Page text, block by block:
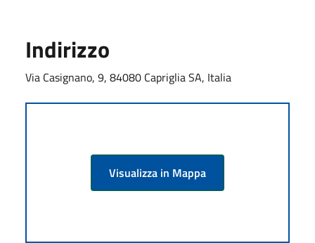
Indirizzo
Via Casignano, 9, 84080 Capriglia SA, Italia
Visualizza in Mappa